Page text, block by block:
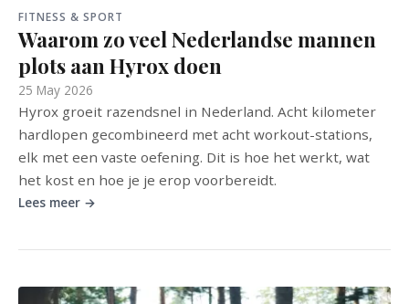
FITNESS & SPORT
Waarom zo veel Nederlandse mannen
plots aan Hyrox doen
25 May 2026
Hyrox groeit razendsnel in Nederland. Acht kilometer
hardlopen gecombineerd met acht workout-stations,
elk met een vaste oefening. Dit is hoe het werkt, wat
het kost en hoe je je erop voorbereidt.
Lees meer →